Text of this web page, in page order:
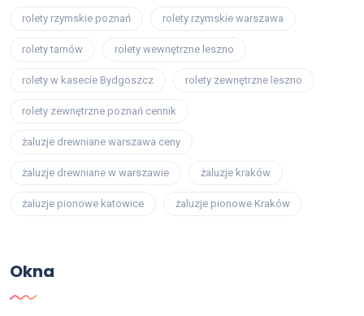
rolety rzymskie poznań rolety rzymskie warszawa
rolety tarnów rolety wewnętrzne leszno
rolety w kasecie Bydgoszcz rolety zewnętrzne leszno
rolety zewnętrzne poznań cennik
żaluzje drewniane warszawa ceny
żaluzje drewniane w warszawie żaluzje kraków
żaluzje pionowe katowice żaluzje pionowe Kraków
Okna